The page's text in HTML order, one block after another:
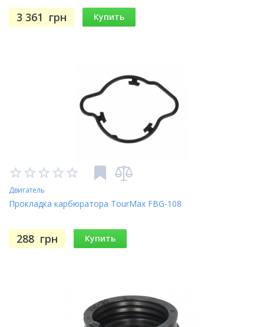
3 361 грн Купить
Двигатель
Прокладка карбюратора TourMax FBG-108
288 грн Купить